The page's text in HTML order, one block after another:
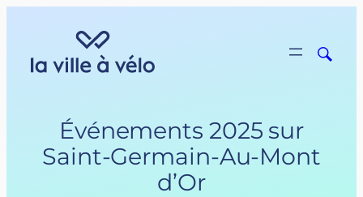
Événements 2025 sur
Saint-Germain-Au-Mont
d’Or